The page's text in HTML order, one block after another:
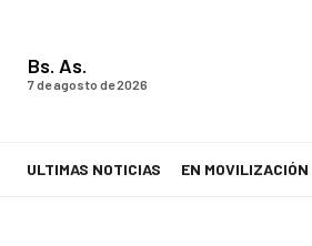
Bs. As.
7 de agosto de 2026
ULTIMAS NOTICIAS EN MOVILIZACIÓN